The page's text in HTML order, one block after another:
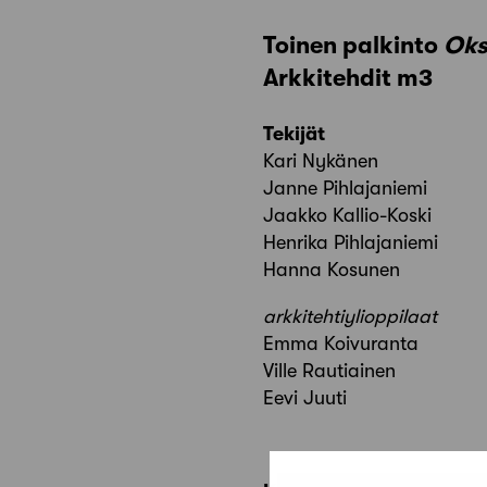
Toinen palkinto
Arkkitehdit m3
Tekijät
Kari Nykänen
Janne Pihlajaniemi
Jaakko Kallio-Koski
Henrika Pihlajaniemi
Hanna Kosunen
arkkitehtiylioppilaat
Emma Koivuranta
Ville Rautiainen
Eevi Juuti